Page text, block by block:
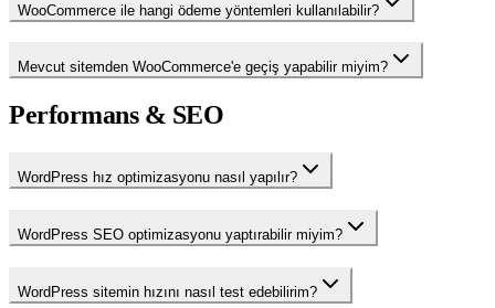
WooCommerce ile hangi ödeme yöntemleri kullanılabilir?
Mevcut sitemden WooCommerce'e geçiş yapabilir miyim?
Performans & SEO
WordPress hız optimizasyonu nasıl yapılır?
WordPress SEO optimizasyonu yaptırabilir miyim?
WordPress sitemin hızını nasıl test edebilirim?